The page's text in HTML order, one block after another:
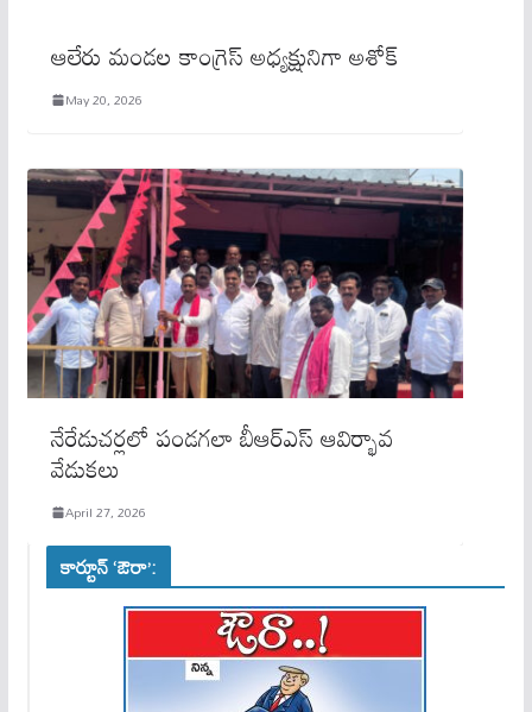
ఆలేరు మండల కాంగ్రెస్ అధ్యక్షునిగా అశోక్
May 20, 2026
నేరేడుచర్లలో పండగలా బీఆర్ఎస్ ఆవిర్భావ
వేడుకలు
April 27, 2026
కార్టూన్ ‘ఔరా’: